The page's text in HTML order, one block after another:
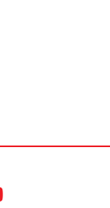
aoao
Aceder ao